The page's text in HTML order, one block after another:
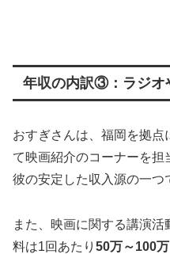
年収の内訳③：ラジオ
おすぎさんは、福岡を拠
て映画紹介のコーナーを担
彼の安定した収入源の一つ
また、映画に関する講演
料は1回あたり 50万～100万